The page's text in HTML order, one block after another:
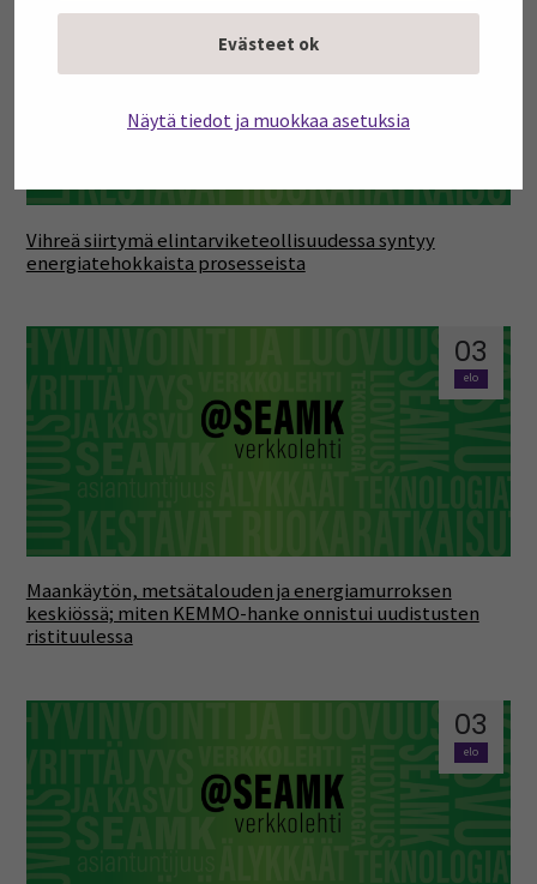
Evästeet ok
Näytä tiedot ja muokkaa asetuksia
Vihreä siirtymä elintarviketeollisuudessa syntyy
energiatehokkaista prosesseista
03
elo
Maankäytön, metsätalouden ja energiamurroksen
keskiössä; miten KEMMO-hanke onnistui uudistusten
ristituulessa
03
elo